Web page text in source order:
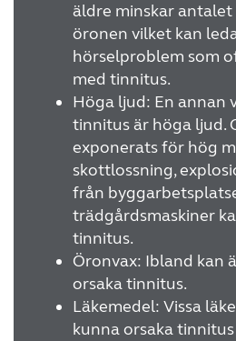
SVERIGE
Australia
Canada
Deutschland
France
International
Kazakhstan
Latinoamérica
äldre minskar
öronen vilket kan
hörselproblem som
med tinnitus.
Höga ljud: En annan
tinnitus är höga ljud.
exponerats för hög
skottlossning,
från
trädgårdsmaskiner
tinnitus.
Öronvax: Ibland kan
orsaka tinnitus.
Läkemedel: Vissa
kunna orsaka